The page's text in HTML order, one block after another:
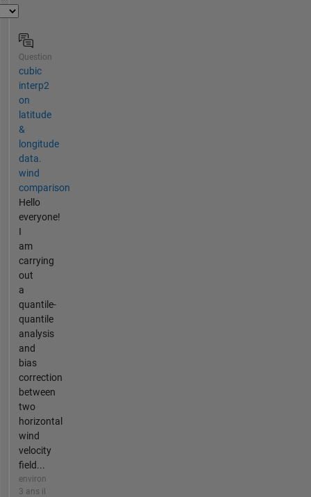
Question
cubic
interp2
on
latitude
&
longitude
data.
wind
comparison
Hello
everyone!
I
am
carrying
out
a
quantile-
quantile
analysis
and
bias
correction
between
two
horizontal
wind
velocity
field...
environ
3 ans il